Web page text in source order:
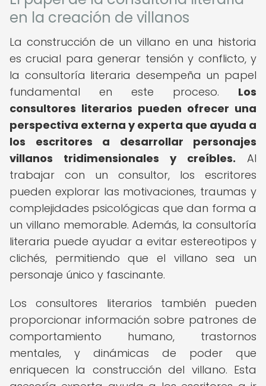
en la creación de villanos
La construcción de un villano en una historia
es crucial para generar tensión y conflicto, y
la consultoría literaria desempeña un papel
fundamental en este proceso. Los
consultores literarios pueden ofrecer una
perspectiva externa y experta que ayuda a
los escritores a desarrollar personajes
villanos tridimensionales y creíbles. Al
trabajar con un consultor, los escritores
pueden explorar las motivaciones, traumas y
complejidades psicológicas que dan forma a
un villano memorable. Además, la consultoría
literaria puede ayudar a evitar estereotipos y
clichés, permitiendo que el villano sea un
personaje único y fascinante.
Los consultores literarios también pueden
proporcionar información sobre patrones de
comportamiento humano, trastornos
mentales, y dinámicas de poder que
enriquecen la construcción del villano. Esta